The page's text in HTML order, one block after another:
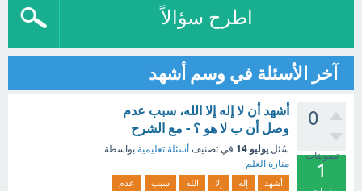
اطرح سؤالاً
آخر الأسئلة في وسم أشهد
0
تصويتات
1
أشهد أن لا إله إلا الله، سبب عدم
وصل أن ب لا هو ؟ - مع الشرح
سُئل يوليو 14 في تصنيف أسئلة تعليمية بواسطة
منارة العلم
أشهد إله إلا الله سبب
عدم